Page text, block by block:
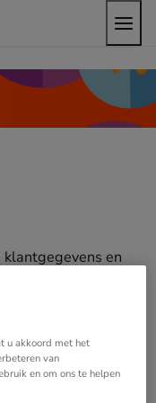
het
menu
en
vol automatisch
u akkoord met het
van
en om ons te helpen